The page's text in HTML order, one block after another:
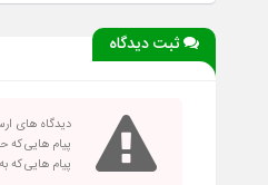
ثبت دیدگاه
دیدگاه های
پیام هایی که
پیام هایی که